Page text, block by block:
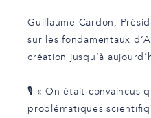
Guillaume Cardon,
sur les fondamentaux
création jusqu’à
🎙 « On était convaincus
problématiques